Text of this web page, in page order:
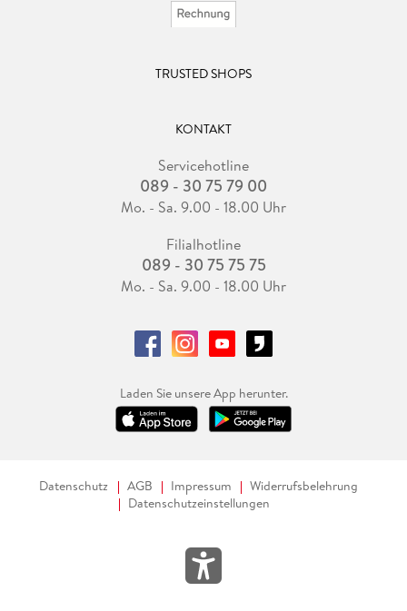
TRUSTED SHOPS
KONTAKT
Servicehotline
089 - 30 75 79 00
Mo. - Sa. 9.00 - 18.00 Uhr
Filialhotline
089 - 30 75 75 75
Mo. - Sa. 9.00 - 18.00 Uhr
Laden Sie unsere App herunter.
Datenschutz AGB Impressum
Widerrufsbelehrung
Datenschutzeinstellungen